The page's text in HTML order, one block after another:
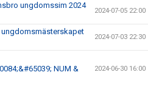
ungdomssim 2024
2024-07-05 22:00
2024-07-03 22:30
NUM &
2024-06-30 16:00